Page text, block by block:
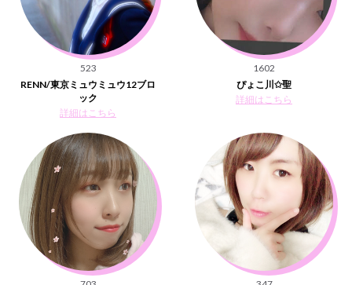
523
RENN/東京ミュウミュウ12ブロ
ック
詳細はこちら
1602
ぴょこ川✩聖
詳細はこちら